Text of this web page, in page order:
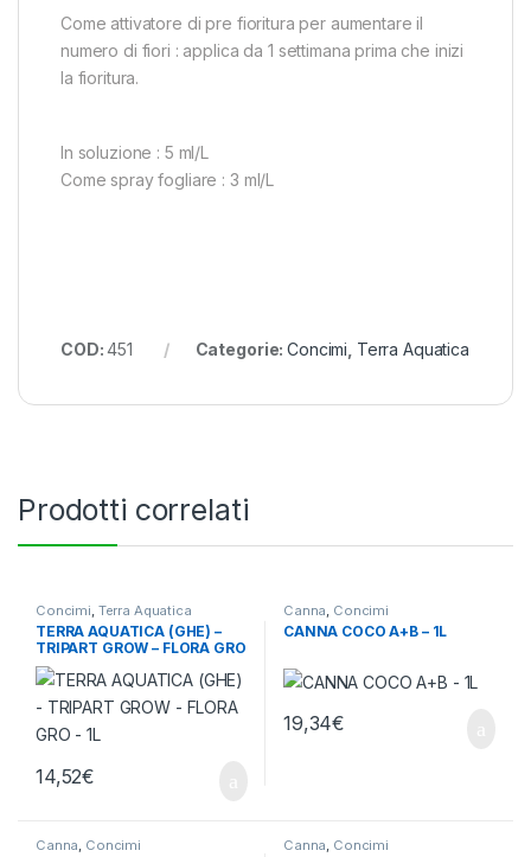
Come attivatore di pre fioritura per aumentare il
numero di fiori : applica da 1 settimana prima che inizi
la fioritura.
In soluzione : 5 ml/L
Come spray fogliare : 3 ml/L
COD:451 Categorie:Concimi Terra Aquatica
Prodotti correlati
Concimi Terra Aquatica
TERRA AQUATICA (GHE) –
TRIPART GROW – FLORA GRO
– 1L
14,52€
Canna Concimi
CANNA COCO A+B – 1L
19,34€
Canna, Concimi Canna, Concimi